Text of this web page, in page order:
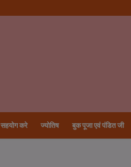
सहयोग करे ज्योतिष बुक पूजा एवं पंडित जी